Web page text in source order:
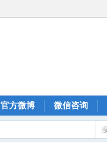
官方微博 微信咨询